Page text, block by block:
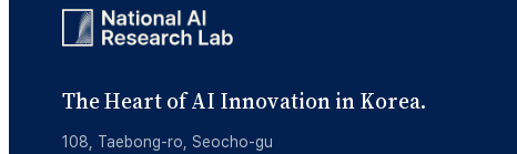
The Heart of AI Innovation in Korea.
108, Taebong-ro, Seocho-gu